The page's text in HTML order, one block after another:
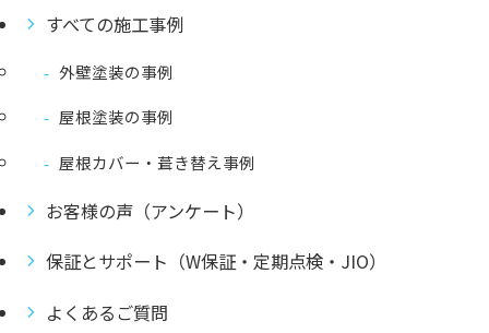
すべての施工事例
外壁塗装の事例
屋根塗装の事例
屋根カバー・葺き替え事例
お客様の声（アンケート）
保証とサポート（W保証・定期点検・JIO）
よくあるご質問